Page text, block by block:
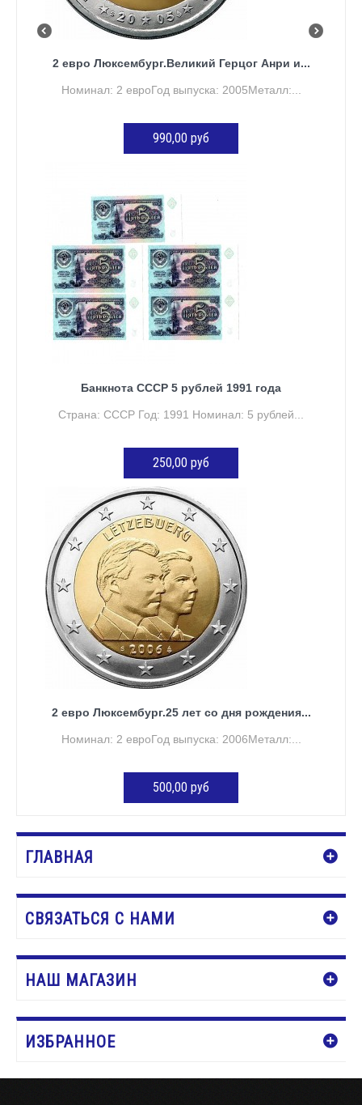
2 евро Люксембург.Великий Герцог Анри и...
Номинал: 2 евроГод выпуска: 2005Металл:...
990,00 руб
Банкнота СССР 5 рублей 1991 года
Страна: СССР Год: 1991 Номинал: 5 рублей...
250,00 руб
ДОБАВИТЬ В КОРЗИНУ
2 евро Люксембург.25 лет со дня рождения...
Номинал: 2 евроГод выпуска: 2006Металл:...
500,00 руб
ГЛАВНАЯ
СВЯЗАТЬСЯ С НАМИ
НАШ МАГАЗИН
ИЗБРАННОЕ